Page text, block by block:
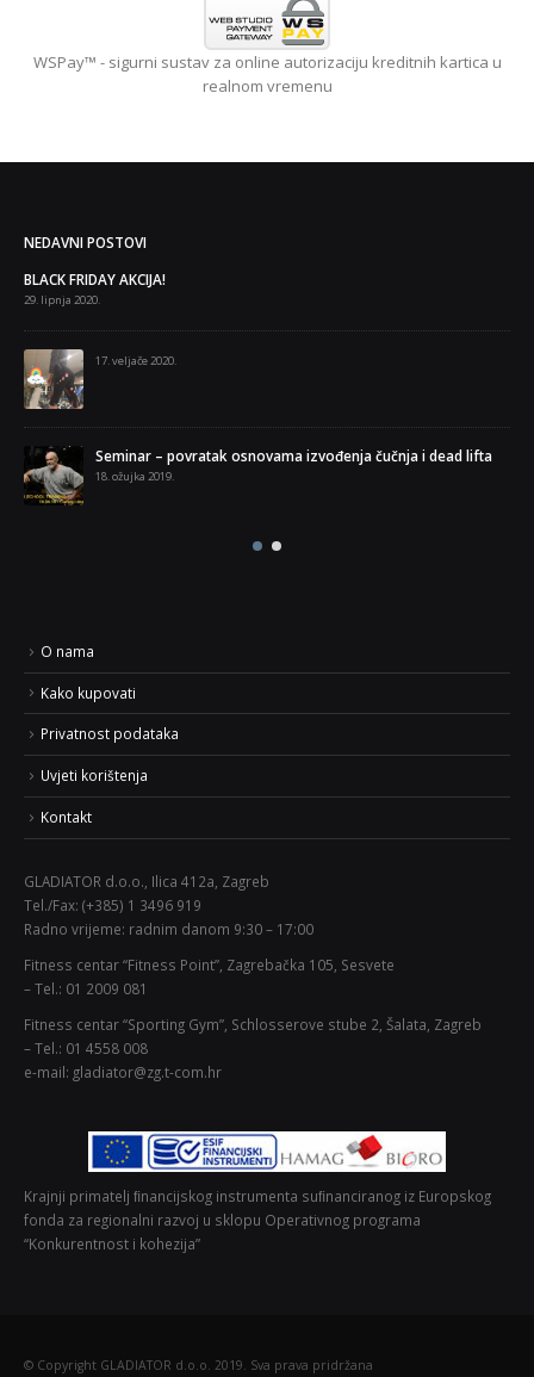
WSPay™ - sigurni sustav za online autorizaciju kreditnih kartica u
realnom vremenu
NEDAVNI POSTOVI
BLACK FRIDAY AKCIJA!
29. lipnja 2020.
17. veljače 2020.
Seminar – povratak osnovama izvođenja čučnja i dead lifta
18. ožujka 2019.
O nama
Kako kupovati
Privatnost podataka
Uvjeti korištenja
Kontakt
GLADIATOR d.o.o., Ilica 412a, Zagreb
Tel./Fax: (+385) 1 3496 919
Radno vrijeme: radnim danom 9:30 – 17:00
Fitness centar “Fitness Point”, Zagrebačka 105, Sesvete
– Tel.: 01 2009 081
Fitness centar “Sporting Gym”, Schlosserove stube 2, Šalata, Zagreb
– Tel.: 01 4558 008
e-mail: gladiator@zg.t-com.hr
Krajnji primatelj ﬁnancijskog instrumenta suﬁnanciranog iz Europskog
fonda za regionalni razvoj u sklopu Operativnog programa
“Konkurentnost i kohezija”
© Copyright GLADIATOR d.o.o. 2019. Sva prava pridržana